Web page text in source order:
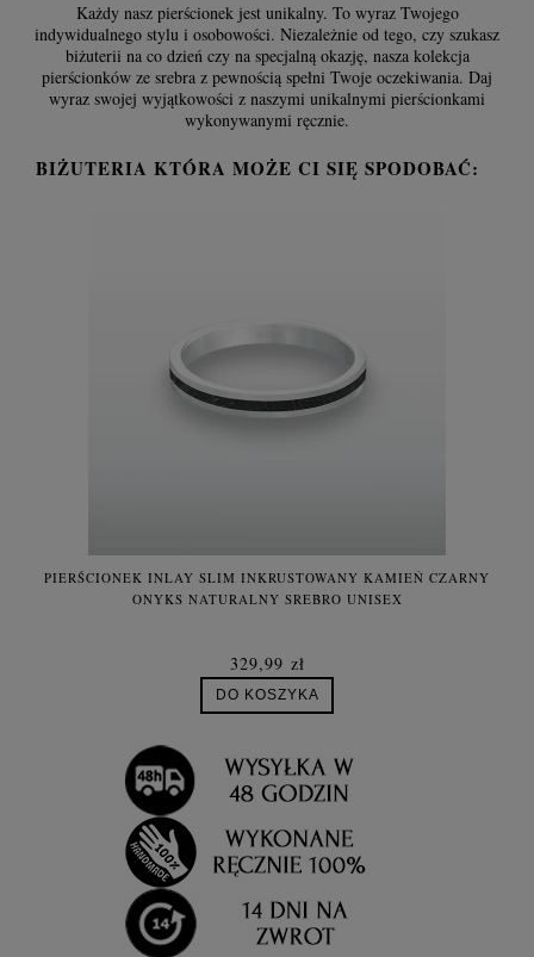
Każdy nasz pierścionek jest unikalny. To wyraz Twojego
indywidualnego stylu i osobowości. Niezależnie od tego, czy szukasz
biżuterii na co dzień czy na specjalną okazję, nasza kolekcja
pierścionków ze srebra z pewnością spełni Twoje oczekiwania. Daj
wyraz swojej wyjątkowości z naszymi unikalnymi pierścionkami
wykonywanymi ręcznie.
BIŻUTERIA KTÓRA MOŻE CI SIĘ SPODOBAĆ:
PIERŚCIONEK INLAY SLIM INKRUSTOWANY KAMIEŃ CZARNY
ONYKS NATURALNY SREBRO UNISEX
329,99 zł
DO KOSZYKA